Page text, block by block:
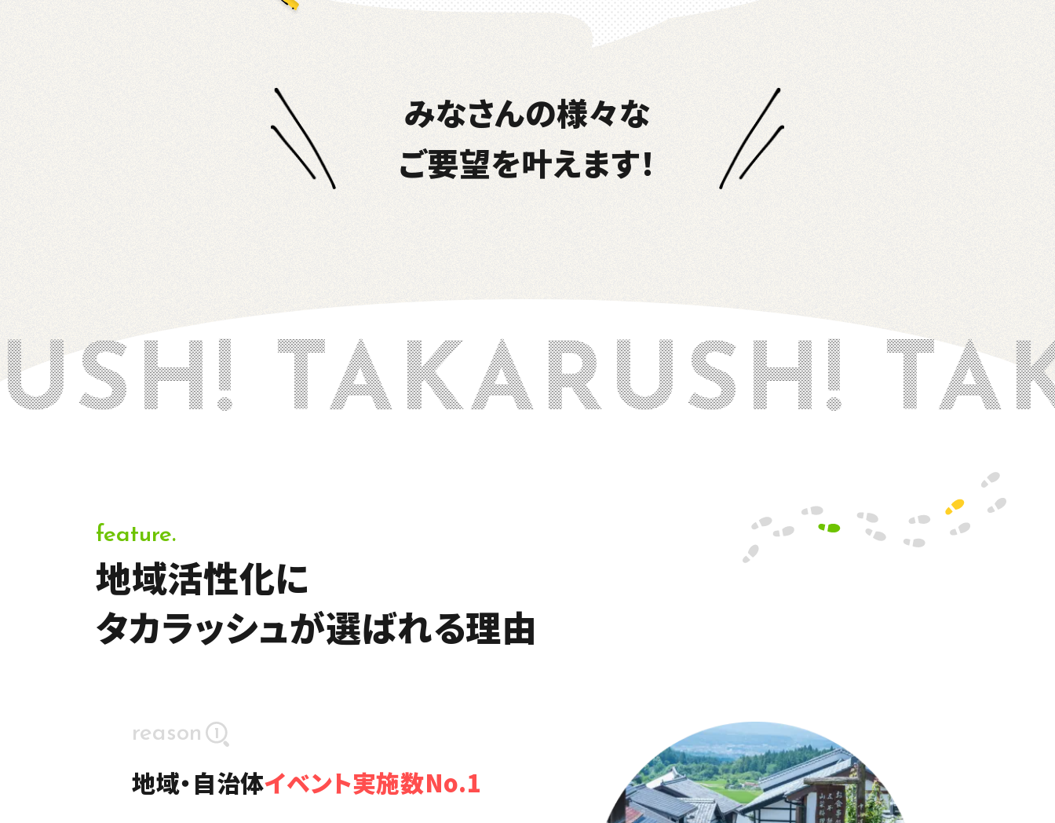
みなさんの様々な
ご要望を叶えます！
TAKARUSH!
地域活性化に
タカラッシュが選ばれる理由
reason 1
地域・自治体イベント実施数No.1